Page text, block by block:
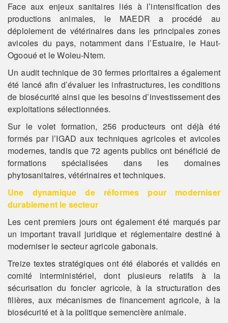
Face aux enjeux sanitaires liés à l’intensification des
productions animales, le MAEDR a procédé au
déploiement de vétérinaires dans les principales zones
avicoles du pays, notamment dans l’Estuaire, le Haut-
Ogooué et le Woleu-Ntem.
Un audit technique de 30 fermes prioritaires a également
été lancé afin d’évaluer les infrastructures, les conditions
de biosécurité ainsi que les besoins d’investissement des
exploitations sélectionnées.
Sur le volet formation, 256 producteurs ont déjà été
formés par l’IGAD aux techniques agricoles et avicoles
modernes, tandis que 72 agents publics ont bénéficié de
formations spécialisées dans les domaines
phytosanitaires, vétérinaires et techniques.
Une dynamique de réformes pour moderniser
durablement le secteur
Les cent premiers jours ont également été marqués par
un important travail juridique et réglementaire destiné à
moderniser le secteur agricole gabonais.
Treize textes stratégiques ont été élaborés et validés en
comité interministériel, dont plusieurs relatifs à la
sécurisation du foncier agricole, à la structuration des
filières, aux mécanismes de financement agricole, à la
biosécurité et à la politique semencière animale.